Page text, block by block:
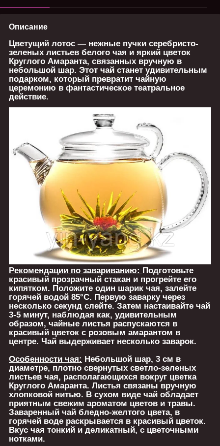
Описание
Цветущий лотос — нежные пучки серебристо-
зеленых листьев белого чая и яркий цветок
Круглого Амаранта, связанных вручную в
небольшой шар. Этот чай станет удивительным
подарком, который превратит чайную
церемонию в фантастическое театральное
действие.
Рекомендации по завариванию: Подготовьте
красивый прозрачный стакан и прогрейте его
кипятком. Положите один шарик чая, залейте
горячей водой 85°C. Первую заварку через
несколько секунд слейте. Затем настаивайте чай
3-5 минут, наблюдая как, удивительным
образом, чайные листья распускаются в
красивый цветок с розовым амарантом в
центре. Чай выдерживает несколько заварок.
Особенности чая: Небольшой шар, 3 см в
диаметре, плотно свернутых светло-зеленых
листьев чая, располагающихся вокруг цветка
Круглого Амаранта. Листья связаны вручную
хлопковой нитью. В сухом виде чай обладает
приятным свежим ароматом цветов и травы.
Заваренный чай бледно-желтого цвета, в
горячей воде раскрывается в красивый цветок.
Вкус чая тонкий и деликатный, с цветочными
нотками.